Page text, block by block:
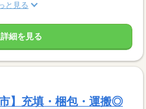
と見る
細を見る
】充填・梱包・運搬◎